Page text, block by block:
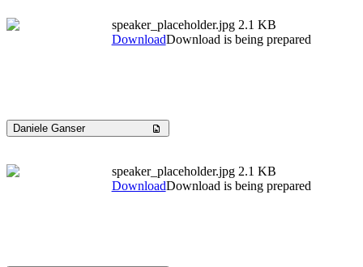
speaker_placeholder.jpg 2.1 KB
DownloadDownload is being prepared
Daniele Ganser
speaker_placeholder.jpg 2.1 KB
DownloadDownload is being prepared